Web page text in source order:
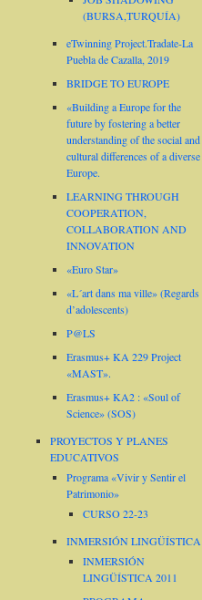
(BURSA,TURQUÍA)
eTwinning Project.Tradate-La
Puebla de Cazalla, 2019
BRIDGE TO EUROPE
«Building a Europe for the
future by fostering a better
understanding of the social and
cultural differences of a diverse
Europe.
LEARNING THROUGH
COOPERATION,
COLLABORATION AND
INNOVATION
«Euro Star»
«L´art dans ma ville» (Regards
d’adolescents)
P@LS
Erasmus+ KA 229 Project
«MAST».
Erasmus+ KA2 : «Soul of
Science» (SOS)
PROYECTOS Y PLANES
EDUCATIVOS
Programa «Vivir y Sentir el
Patrimonio»
CURSO 22-23
INMERSIÓN LINGÜÍSTICA
INMERSIÓN
LINGÜÍSTICA 2011